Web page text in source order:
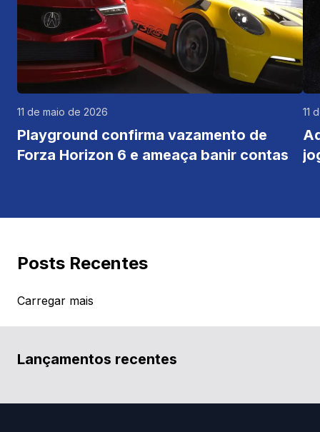
11 de maio de 2026
Playground confirma vazamento de
Forza Horizon 6 e ameaça banir contas
11
Posts Recentes
Carregar mais
Lançamentos recentes